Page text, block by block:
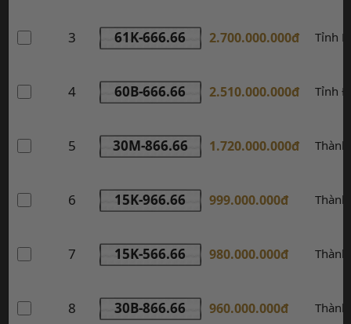
3 61K-666.66 2.700.000.000đ Tỉnh
4 60B-666.66 2.510.000.000đ Tỉnh
5 30M-866.66 1.720.000.000đ
6 15K-966.66 999.000.000đ
7 15K-566.66 980.000.000đ
8 30B-866.66 960.000.000đ